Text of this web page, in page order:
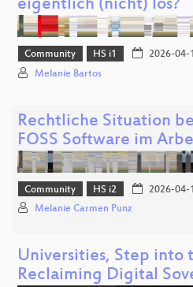
eigentlich (nicht) los?
Community HS i1 2026-04-
Melanie Bartos
Rechtliche Situation
FOSS Software im
Community HS i2 2026-04-
Melanie Carmen Punz
Universities, Step into
Reclaiming Digital